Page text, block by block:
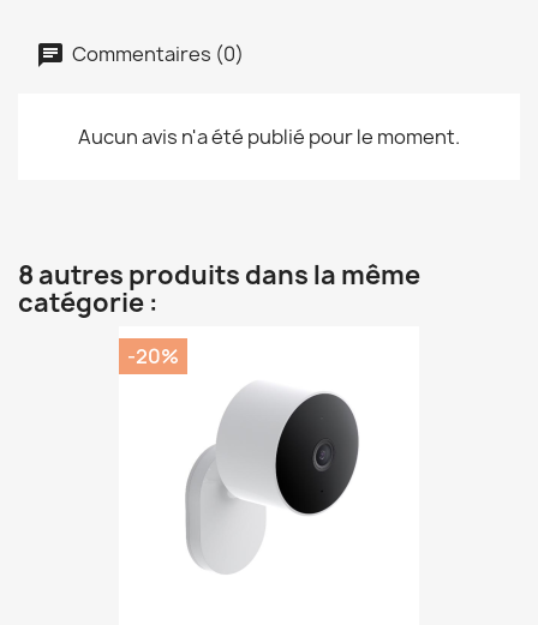
Commentaires (0)
Aucun avis n'a été publié pour le moment.
8 autres produits dans la même
catégorie :
-20%